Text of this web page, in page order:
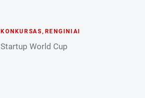
KONKURSAS, RENGINIAI
Startup World Cup